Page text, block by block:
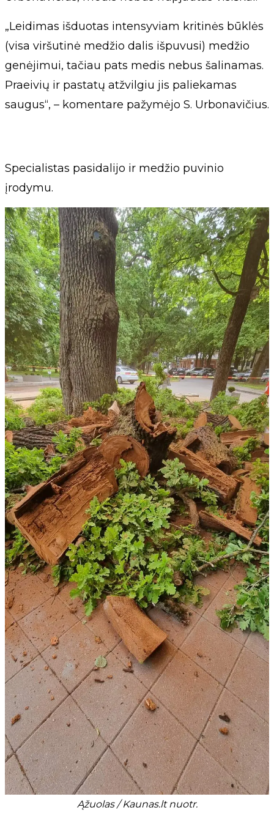
„Leidimas išduotas intensyviam kritinės būklės
(visa viršutinė medžio dalis išpuvusi) medžio
genėjimui, tačiau pats medis nebus šalinamas.
Praeivių ir pastatų atžvilgiu jis paliekamas
saugus“, – komentare pažymėjo S. Urbonavičius.
Specialistas pasidalijo ir medžio puvinio
įrodymu.
Ąžuolas / Kaunas.lt nuotr.